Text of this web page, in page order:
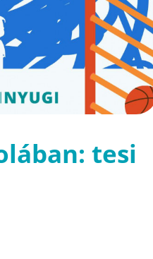
tesi